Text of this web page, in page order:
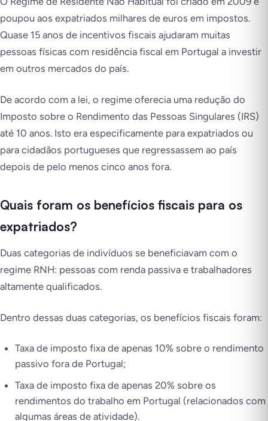
poupou aos expatriados milhares de euros em impostos.
Quase 15 anos de incentivos fiscais ajudaram muitas
pessoas físicas com residência fiscal em Portugal a investir
em outros mercados do país.
De acordo com a lei, o regime oferecia uma redução do
Imposto sobre o Rendimento das Pessoas Singulares (IRS)
até 10 anos. Isto era especificamente para expatriados ou
para cidadãos portugueses que regressassem ao país
depois de pelo menos cinco anos fora.
Quais foram os benefícios fiscais para os
expatriados?
Duas categorias de indivíduos se beneficiavam com o
regime RNH: pessoas com renda passiva e trabalhadores
altamente qualificados.
Dentro dessas duas categorias, os benefícios fiscais foram:
Taxa de imposto fixa de apenas 10% sobre o rendimento
passivo fora de Portugal;
Taxa de imposto fixa de apenas 20% sobre os
rendimentos do trabalho em Portugal (relacionados com
algumas áreas de atividade).